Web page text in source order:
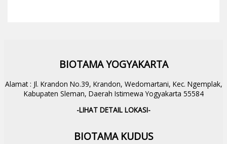
BIOTAMA YOGYAKARTA
Alamat : Jl. Krandon No.39, Krandon, Wedomartani, Kec. Ngemplak,
Kabupaten Sleman, Daerah Istimewa Yogyakarta 55584
-LIHAT DETAIL LOKASI-
BIOTAMA KUDUS